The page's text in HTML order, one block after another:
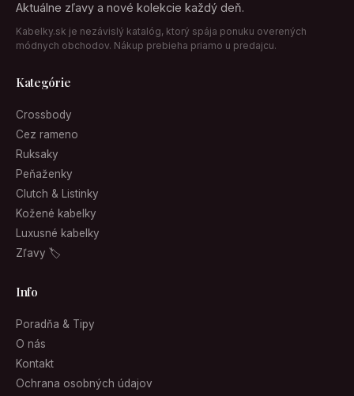
Aktuálne zľavy a nové kolekcie každý deň.
Kabelky.sk je nezávislý katalóg, ktorý spája ponuku overených
módnych obchodov. Nákup prebieha priamo u predajcu.
Kategórie
Crossbody
Cez rameno
Ruksaky
Peňaženky
Clutch & Listinky
Kožené kabelky
Luxusné kabelky
Zľavy 🏷
Info
Poradňa & Tipy
O nás
Kontakt
Ochrana osobných údajov